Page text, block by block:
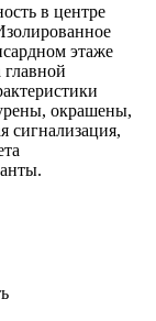
в центре
этаже
окрашены,
сигнализация,